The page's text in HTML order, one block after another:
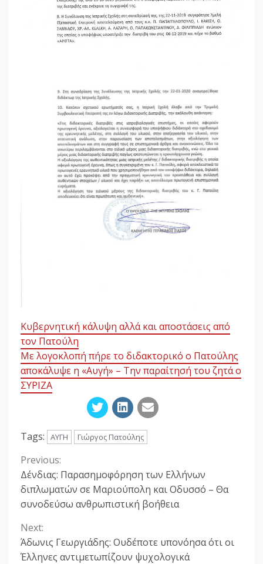
Κυβερνητική κάλυψη αλλά και αποστάσεις από
τον Πατούλη
Με λογοκλοπή πήρε το διδακτορικό ο Πατούλης
αποκάλυψε η «Αυγή» – Την παραίτησή του ζητά ο
ΣΥΡΙΖΑ
Tags: ΑΥΓΗ Γιώργος Πατούλης
Continue
Reading
Previous:
Δένδιας: Παρασημοφόρηση των Ελλήνων
διπλωματών σε Μαριούπολη και Οδυσσό – Θα
συνοδεύσω ανθρωπιστική βοήθεια
Next:
Άδωνις Γεωργιάδης: Ουδέποτε υπονόησα ότι οι
Έλληνες αντιμετωπίζουν ψυχολογικά